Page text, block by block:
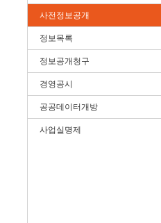
사전정보공개
정보목록
정보공개청구
경영공시
공공데이터개방
사업실명제